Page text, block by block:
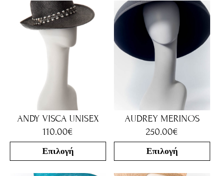
ANDY VISCA UNISEX
110.00€
Επιλογή
AUDREY MERINOS
250.00€
Επιλογή